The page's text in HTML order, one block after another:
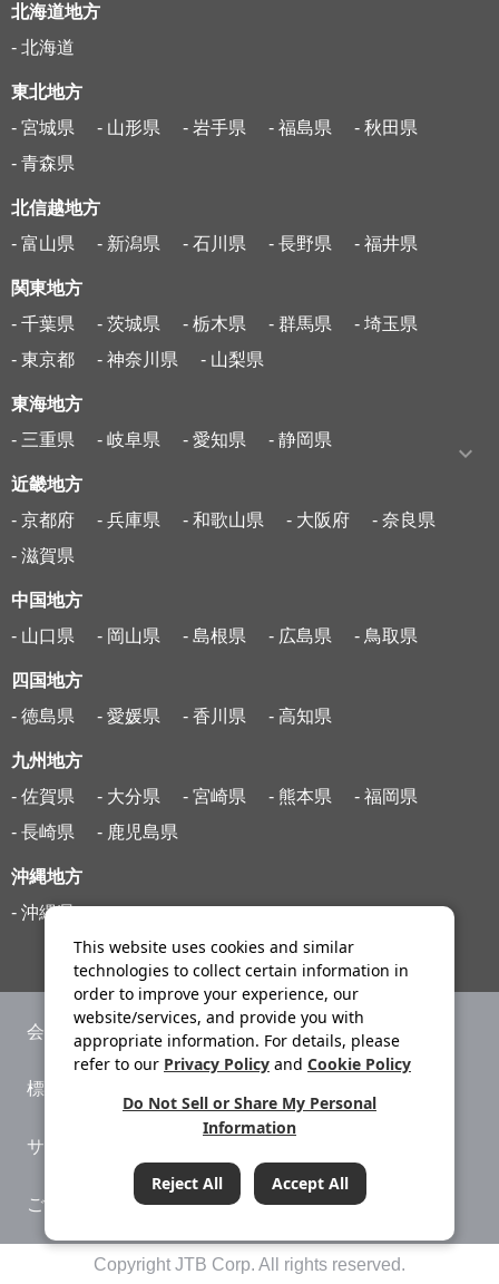
北海道地方
- 北海道
東北地方
- 宮城県
- 山形県 - 岩手県 - 福島県
- 秋田県
- 青森県
北信越地方
- 富山県
- 新潟県 - 石川県 - 長野県 - 福井県
関東地方
- 千葉県
- 茨城県 - 栃木県 - 群馬県
- 埼玉県
- 東京都
- 神奈川県 - 山梨県
東海地方
- 三重県
- 岐阜県 - 愛知県 - 静岡県
近畿地方
- 京都府
- 兵庫県 - 和歌山県 - 大阪府
- 奈良県
- 滋賀県
中国地方
- 山口県
- 岡山県 - 島根県 - 広島県 - 鳥取県
四国地方
- 徳島県
- 愛媛県 - 香川県 - 高知県
九州地方
- 佐賀県
- 大分県 - 宮崎県 - 熊本県
- 福岡県
- 長崎県
- 鹿児島県
沖縄地方
- 沖縄県
会社案内 ニュースリリース
標識・約款
サイトマップ
ご利用案内 システムメンテナンス
Copyright JTB Corp. All rights reserved.
条件をクリア
This website uses cookies and similar
technologies to collect certain information in
order to improve your experience, our
website/services, and provide you with
appropriate information. For details, please
refer to our Privacy Policy and Cookie Policy
Do Not Sell or Share My Personal
Information
Reject All Accept All